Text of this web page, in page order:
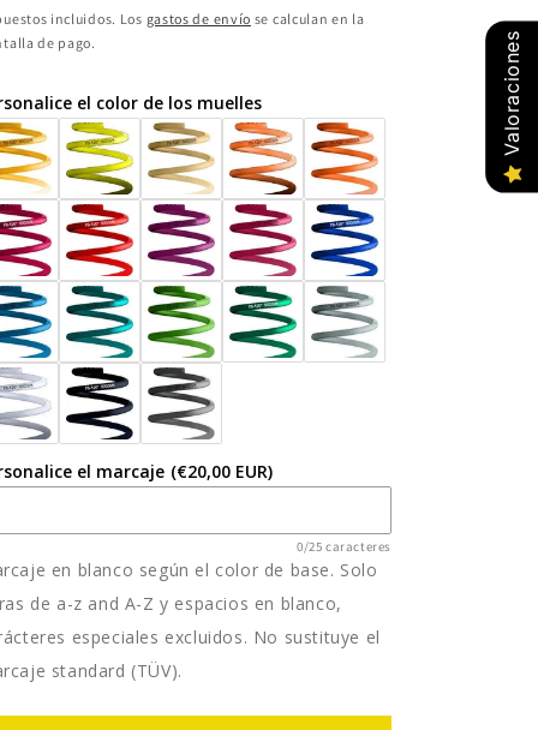
ST
SEAT
Toledo
1M
04/99-
ST
SEAT
Toledo
1M
04/99-
incluidos. Los gastos de envío se calculan en la
de pago.
el color de los muelles
el marcaje (€20,00 EUR)
0/25 caracteres
en blanco según el color de base. Solo
de a-z and A-Z y espacios en blanco,
especiales excluidos. No sustituye el
standard (TÜV).
Valoraciones